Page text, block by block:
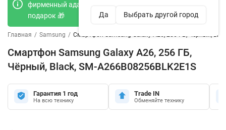
Да Выбрать другой город
фирменный адаптер Type-C 20W при покупке в
подарок 🎁
Главная / Samsung / Смартфон Samsung Galaxy A26, 256 ГБ, Чёрный,
Смартфон Samsung Galaxy A26, 256 ГБ,
Чёрный, Black, SM-A266B08256BLK2E1S
Гарантия 1 год
На всю технику
Trade IN
Обменяйте технику